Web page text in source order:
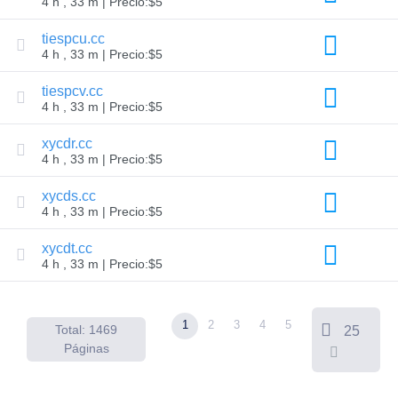
las
de
dominios
Dominios
caducados
Subastas
caducadas
Subastas
de
registros
Subastas
Última
Oportunidad
Liquidación
vencida
Listados
usuarios
usuarios
Subastas
Usuario
tiespcu.cc
4 h , 33 m | Precio:$5
tiespcv.cc
4 h , 33 m | Precio:$5
xycdr.cc
4 h , 33 m | Precio:$5
xycds.cc
4 h , 33 m | Precio:$5
xycdt.cc
4 h , 33 m | Precio:$5
Total: 1469
Páginas
1 2 3 4 5 25